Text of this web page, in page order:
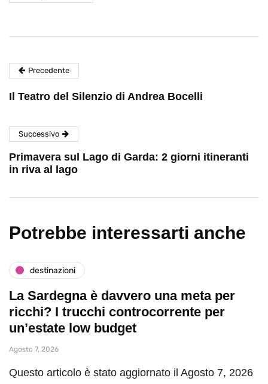
Precedente
Il Teatro del Silenzio di Andrea Bocelli
Successivo
Primavera sul Lago di Garda: 2 giorni itineranti
in riva al lago
Potrebbe interessarti anche
destinazioni
La Sardegna è davvero una meta per
ricchi? I trucchi controcorrente per
un’estate low budget
Agosto 7, 2026
Questo articolo è stato aggiornato il Agosto 7, 2026